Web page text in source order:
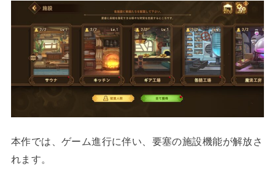
本作では、ゲーム進行に伴い、要塞の施設機能が解放さ
れます。